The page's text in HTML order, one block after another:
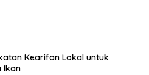
Kearifan Lokal untuk
Ikan